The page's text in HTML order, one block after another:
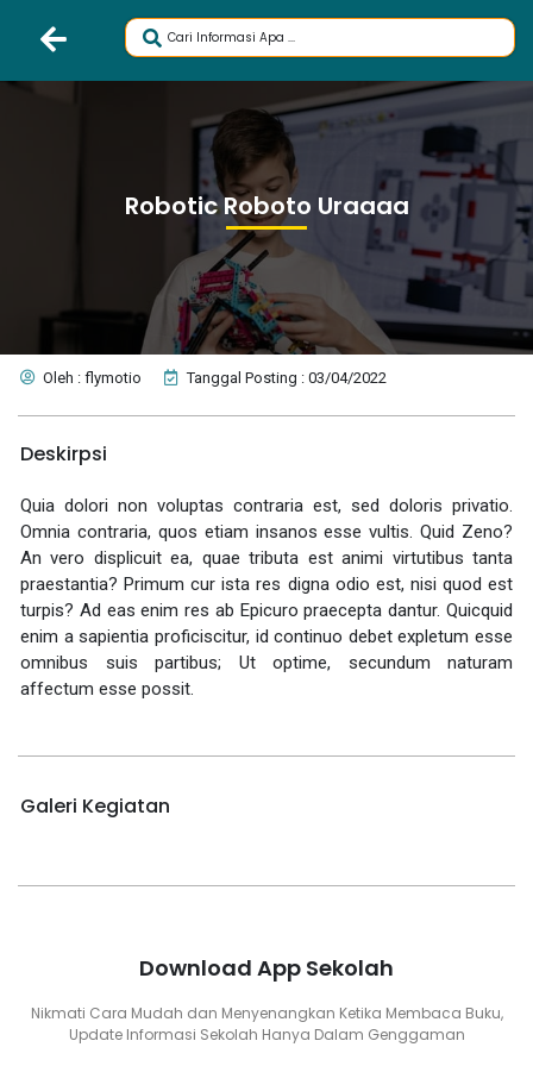
Robotic Roboto Uraaaa
Oleh : flymotio Tanggal Posting : 03/04/2022
Deskirpsi
Quia dolori non voluptas contraria est, sed doloris privatio.
Omnia contraria, quos etiam insanos esse vultis. Quid Zeno?
An vero displicuit ea, quae tributa est animi virtutibus tanta
praestantia? Primum cur ista res digna odio est, nisi quod est
turpis? Ad eas enim res ab Epicuro praecepta dantur. Quicquid
enim a sapientia proficiscitur, id continuo debet expletum esse
omnibus suis partibus; Ut optime, secundum naturam
affectum esse possit.
Galeri Kegiatan
Download App Sekolah
Nikmati Cara Mudah dan Menyenangkan Ketika Membaca Buku,
Update Informasi Sekolah Hanya Dalam Genggaman